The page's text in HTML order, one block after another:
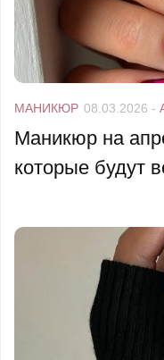
МАНИКЮР 08.03.2026 -
Маникюр на
которые будут